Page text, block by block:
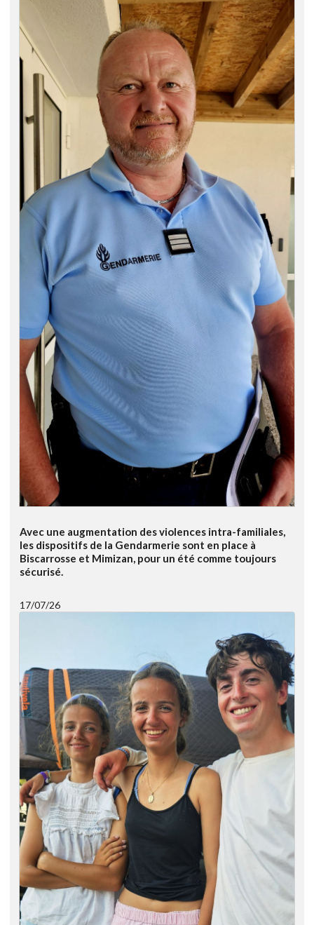
Avec une augmentation des violences intra-familiales,
les dispositifs de la Gendarmerie sont en place à
Biscarrosse et Mimizan, pour un été comme toujours
sécurisé.
17/07/26